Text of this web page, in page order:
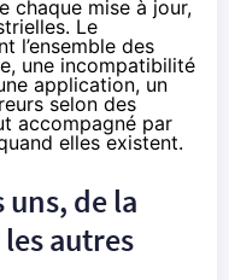
chaque mise à jour,
Le
l’ensemble des
une incompatibilité
application, un
selon des
accompagné par
elles existent.
de la
autres